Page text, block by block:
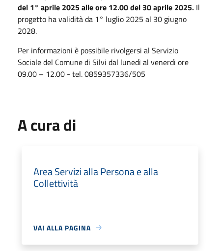
del 1° aprile 2025 alle ore 12.00 del 30 aprile 2025. Il
progetto ha validità da 1° luglio 2025 al 30 giugno
2028.
Per informazioni è possibile rivolgersi al Servizio
Sociale del Comune di Silvi dal lunedì al venerdì ore
09.00 – 12.00 - tel. 0859357336/505
A cura di
Area Servizi alla Persona e alla
Collettività
VAI ALLA PAGINA